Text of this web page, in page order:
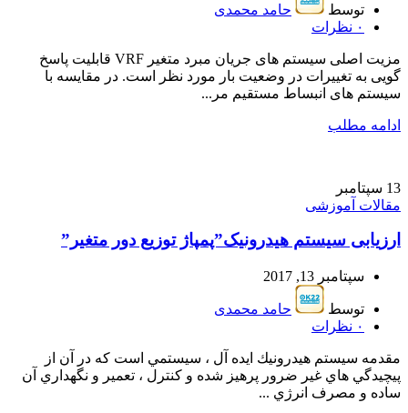
توسط
حامد محمدی
۰ نظرات
مزیت اصلی سیستم های جریان مبرد متغیر VRF قابلیت پاسخ
گویی به تغییرات در وضعیت بار مورد نظر است. در مقایسه با
سیستم های انبساط مستقیم مر...
ادامه مطلب
13 سپتامبر
مقالات آموزشی
ارزیابی سیستم هیدرونیک”پمپاژ توزیع دور متغیر”
سپتامبر 13, 2017
توسط
حامد محمدی
۰ نظرات
مقدمه سيستم هيدرونيك ايده آل ، سيستمي است كه در آن از
پيچيدگي هاي غير ضرور پرهيز شده و كنترل ، تعمير و نگهداري آن
ساده و مصرف انرژي ...